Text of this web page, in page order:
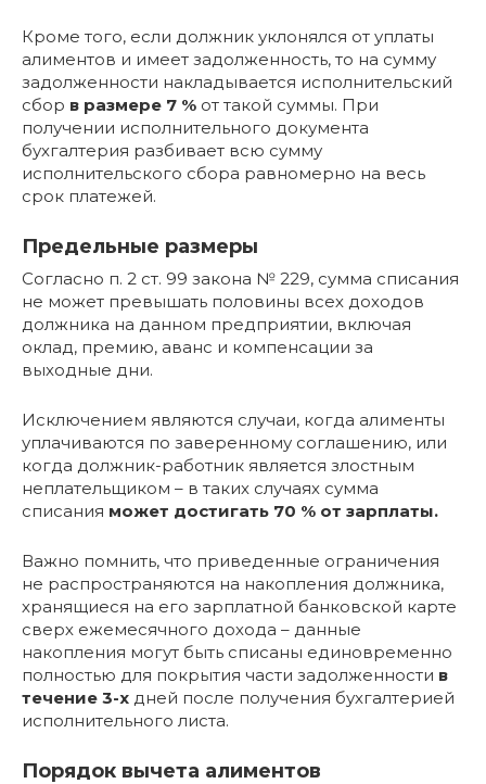
Кроме того, если должник уклонялся от уплаты
алиментов и имеет задолженность, то на сумму
задолженности накладывается исполнительский
сбор в размере 7 % от такой суммы. При
получении исполнительного документа
бухгалтерия разбивает всю сумму
исполнительского сбора равномерно на весь
срок платежей.
Предельные размеры
Согласно п. 2 ст. 99 закона № 229, сумма списания
не может превышать половины всех доходов
должника на данном предприятии, включая
оклад, премию, аванс и компенсации за
выходные дни.
Исключением являются случаи, когда алименты
уплачиваются по заверенному соглашению, или
когда должник-работник является злостным
неплательщиком – в таких случаях сумма
списания может достигать 70 % от зарплаты.
Важно помнить, что приведенные ограничения
не распространяются на накопления должника,
хранящиеся на его зарплатной банковской карте
сверх ежемесячного дохода – данные
накопления могут быть списаны единовременно
полностью для покрытия части задолженности в
течение 3-х дней после получения бухгалтерией
исполнительного листа.
Порядок вычета алиментов